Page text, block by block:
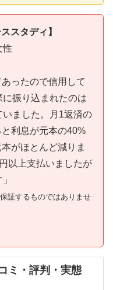
スタディ】
性
ったので信用して
振り込まれたのは
ました。月1返済の
利息が元本の40%
がほとんど減りま
以上支払いましたが
証するものではありませ
ミ・評判・実態